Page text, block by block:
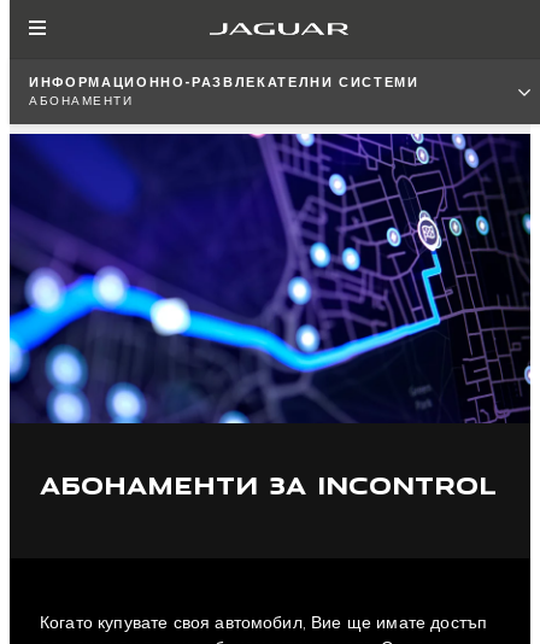
ИНФОРМАЦИОННО-РАЗВЛЕКАТЕЛНИ СИСТЕМИ
АБОНАМЕНТИ
АБОНАМЕНТИ ЗА INCONTROL
Когато купувате своя автомобил, Вие ще имате достъп